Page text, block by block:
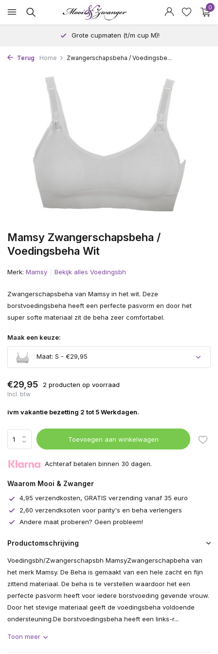
0
Grote cupmaten (t/m cup M)!
Terug Home Zwangerschapsbeha / Voedingsbe...
Mamsy Zwangerschapsbeha /
Voedingsbeha Wit
Merk: Mamsy Bekijk alles Voedingsbh
Zwangerschapsbeha van Mamsy in het wit. Deze
borstvoedingsbeha heeft een perfecte pasvorm en door het
super softe materiaal zit de beha zeer comfortabel.
Maak een keuze:
Maat: S - €29,95
€29,95 2 producten op voorraad
Incl. btw
ivm vakantie bezetting 2 tot 5 Werkdagen.
Toevoegen aan winkelwagen
Achteraf betalen binnen 30 dagen.
Waarom Mooi & Zwanger
4,95 verzendkosten, GRATIS verzending vanaf 35 euro
2,60 verzendksoten voor panty's en beha verlengers
Andere maat proberen? Geen probleem!
Productomschrijving
Voedingsbh/Zwangerschapsbh MamsyZwangerschapbeha van
het merk Mamsy. De Beha is gemaakt van een hele zacht en fijn
zittend materiaal. De beha is te verstellen waardoor het een
perfecte pasvorm heeft voor iedere borstvoeding gevende vrouw.
Door het stevige materiaal geeft de voedingsbeha voldoende
ondersteuning.De borstvoedingsbeha heeft een links-r...
Toon meer